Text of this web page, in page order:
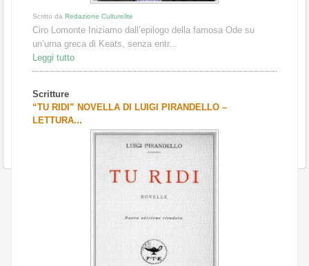
Scritto da Redazione Culturelite
Ciro Lomonte Iniziamo dall’epilogo della famosa Ode su
un’urna greca di Keats, senza entr...
Leggi tutto
Scritture
“TU RIDI” NOVELLA DI LUIGI PIRANDELLO –
LETTURA...